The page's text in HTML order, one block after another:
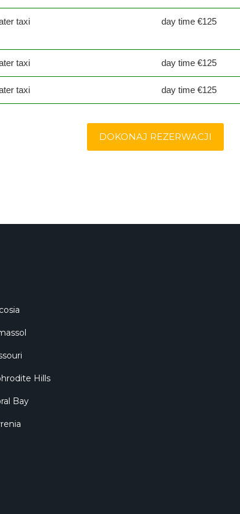
taxi day time €125
taxi day time €125
taxi day time €125
DOKONAJ REZERWACJI
Hills
Bay